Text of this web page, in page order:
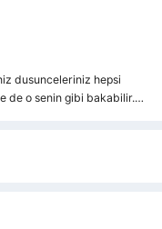
dusunceleriniz hepsi
de o senin gibi bakabilir.…